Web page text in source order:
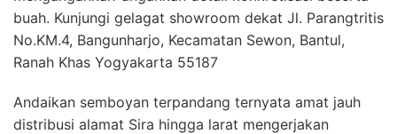
buah. Kunjungi gelagat showroom dekat Jl. Parangtritis
No.KM.4, Bangunharjo, Kecamatan Sewon, Bantul,
Ranah Khas Yogyakarta 55187
Andaikan semboyan terpandang ternyata amat jauh
distribusi alamat Sira hingga larat mengerjakan